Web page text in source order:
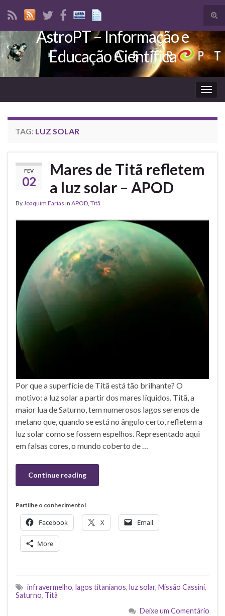
Search for:
AstroPT – Informação e
Educação Científica
TAG: LUZ SOLAR
FEV
02
Mares de Titã refletem
a luz solar – APOD
ByJoaquim Farias in APOD, Titã
Por que a superfície de Titã está tão brilhante? O
motivo: a luz solar a partir dos mares líquidos. Titã, a
maior lua de Saturno, tem numerosos lagos serenos de
metano que, quando se está no ângulo certo, refletem a
luz solar como se fossem espelhos. Representado aqui
em falsas cores, o mundo coberto de …
Continue reading
Partilhe o conhecimento!
Facebook X Email
More
infravermelho, lagos titanianos, luz solar, Missão Cassini,
Saturno, Titã
Deixe um Comentário